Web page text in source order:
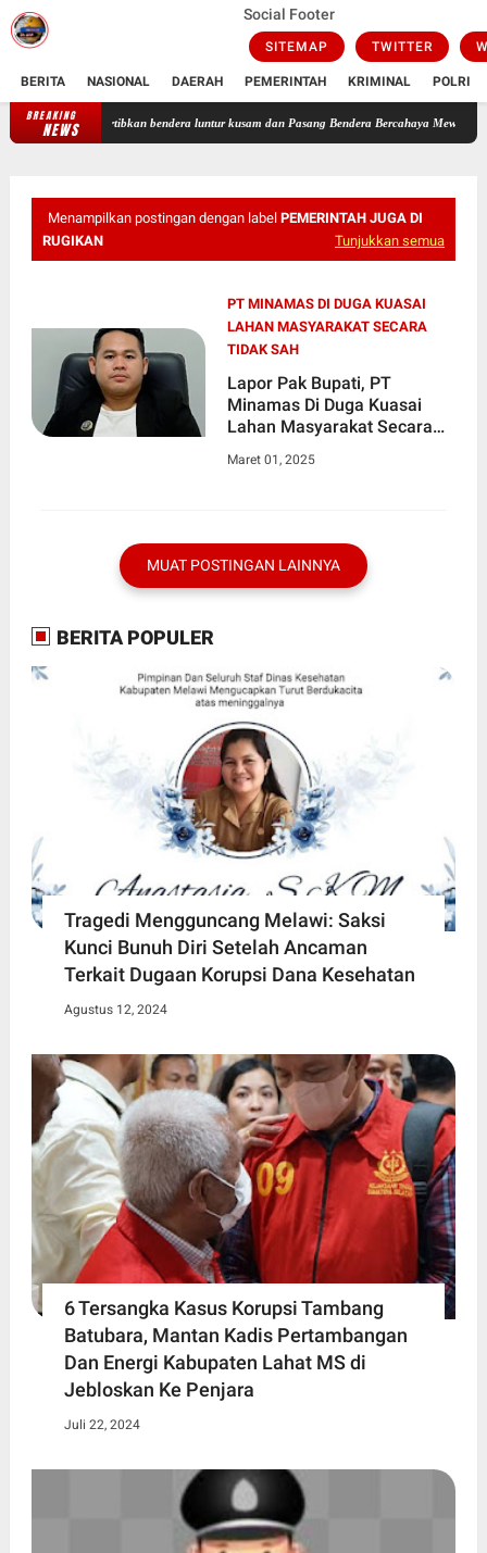
Social Footer
SITEMAP TWITTER
BERITA NASIONAL DAERAH PEMERINTAH KRIMINAL POLRI
BREAKING
NEWS
Tertibkan bendera luntur kusam dan Pasang Bendera Bercahaya Mewarnai
Menampilkan postingan dengan label PEMERINTAH JUGA DI
RUGIKAN
Tunjukkan semua
PT MINAMAS DI DUGA KUASAI
LAHAN MASYARAKAT SECARA
TIDAK SAH
Lapor Pak Bupati, PT
Minamas Di Duga Kuasai
Lahan Masyarakat Secara
Di Rugikan
Maret 01, 2025
MUAT POSTINGAN LAINNYA
BERITA POPULER
Tragedi Mengguncang Melawi: Saksi
Kunci Bunuh Diri Setelah Ancaman
Terkait Dugaan Korupsi Dana Kesehatan
Agustus 12, 2024
6 Tersangka Kasus Korupsi Tambang
Batubara, Mantan Kadis Pertambangan
Dan Energi Kabupaten Lahat MS di
Jebloskan Ke Penjara
Juli 22, 2024